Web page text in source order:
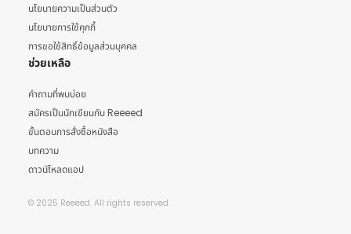
นโยบายความเป็นส่วนตัว
นโยบายการใช้คุกกี้
การขอใช้สิทธิ์ข้อมูลส่วนบุคคล
ช่วยเหลือ
คำถามที่พบบ่อย
สมัครเป็นนักเขียนกับ Reeeed
ขั้นตอนการสั่งซื้อหนังสือ
บทความ
ดาวน์โหลดแอป
© 2025 Reeeed. All rights reserved.